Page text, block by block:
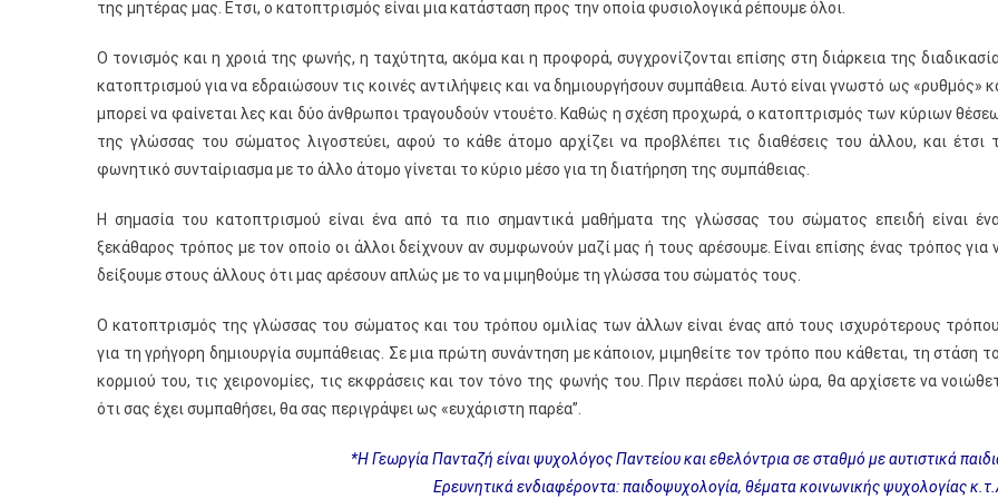
της μητέρας μας. Eτσι, ο κατοπτρισμός είναι μια κατάσταση προς την οποία φυσιολογικά ρέπουμε όλοι.
Ο τoνισμός και η χροιά της φωνής, η ταχύτητα, ακόμα και η προφορά, συγχρονίζονται επίσης στη διάρκεια της
κατοπτρισμού για να εδραιώσουν τις κοινές αντιλήψεις και να δημιουργήσουν συμπάθεια. Αυτό είναι γνωστό ως «ρυθμός»
μπορεί να φαίνεται λες και δύο άνθρωποι τραγουδούν ντουέτο. Καθώς η σχέση προχωρά, ο κατοπτρισμός των κύριων
της γλώσσας του σώματος λιγοστεύει, αφού το κάθε άτομο αρχίζει να προβλέπει τις διαθέσεις του άλλου, και έτσι
φωvητικό συνταίριασμα με το άλλο άτομο γίνεται το κύριο μέσο για τη διατήρηση της συμπάθειας.
Η σημασία του κατοπτρισμού είναι ένα από τα πιο σημαντικά μαθήματα της γλώσσας του σώματος επειδή είναι
ξεκάθαρος τρόπος με τον οποίο οι άλλοι δείχνουν αν συμφωνούν μαζί μας ή τους αρέσουμε. Είναι επίσης ένας τρόπος για
δείξουμε στους άλλους ότι μας αρέσουν απλώς με το να μιμηθούμε τη γλώσσα του σώματός τους.
Ο κατοπτρισμός της γλώσσας του σώματος και του τρόπου ομιλίας των άλλων είναι ένας από τους ισχυρότερους
για τη γρήγορη δημιουργία συμπάθειας. Σε μια πρώτη συνάντηση με κάποιον, μιμηθείτε τον τρόπο που κάθεται, τη στάση
κορμιού του, τις χειρονομίες, τις εκφράσεις και τον τόνο της φωνής του. Πριν περάσει πολύ ώρα, θα αρχίσετε να
ότι σας έχει συμπαθήσει, θα σας περιγράψει ως «ευχάριστη παρέα”.
*Η Γεωργία Πανταζή είναι ψυχολόγος Παντείου και εθελόντρια σε σταθμό με αυτιστικά
Ερευνητικά ενδιαφέροντα: παιδοψυχολογία, θέματα κοινωνικής ψυχολογίας